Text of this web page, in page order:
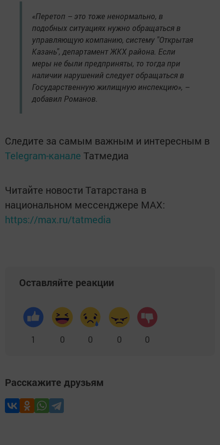
«Перетоп – это тоже ненормально, в
подобных ситуациях нужно обращаться в
управляющую компанию, систему "Открытая
Казань", департамент ЖКХ района. Если
меры не были предприняты, то тогда при
наличии нарушений следует обращаться в
Государственную жилищную инспекцию», –
добавил Романов.
Следите за самым важным и интересным в
Telegram-канале Татмедиа
Читайте новости Татарстана в
национальном мессенджере MАХ:
https://max.ru/tatmedia
Оставляйте реакции
1 0 0 0 0
Расскажите друзьям